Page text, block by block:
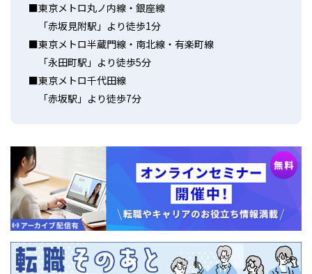
東京メトロ丸ノ内線・銀座線
「赤坂見附駅」より徒歩1分
東京メトロ半蔵門線・南北線・有楽町線
「永田町駅」より徒歩5分
東京メトロ千代田線
「赤坂駅」より徒歩7分